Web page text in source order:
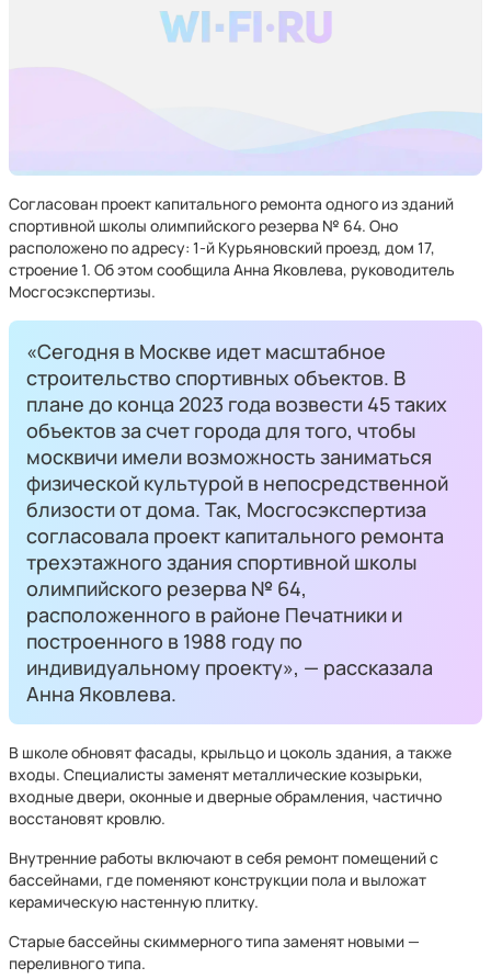
Согласован проект капитального ремонта одного из зданий
спортивной школы олимпийского резерва № 64. Оно
расположено по адресу: 1-й Курьяновский проезд, дом 17,
строение 1. Об этом сообщила Анна Яковлева, руководитель
Мосгосэкспертизы.
«Сегодня в Москве идет масштабное
строительство спортивных объектов. В
плане до конца 2023 года возвести 45 таких
объектов за счет города для того, чтобы
москвичи имели возможность заниматься
физической культурой в непосредственной
близости от дома. Так, Мосгосэкспертиза
согласовала проект капитального ремонта
трехэтажного здания спортивной школы
олимпийского резерва № 64,
расположенного в районе Печатники и
построенного в 1988 году по
индивидуальному проекту», — рассказала
Анна Яковлева.
В школе обновят фасады, крыльцо и цоколь здания, а также
входы. Специалисты заменят металлические козырьки,
входные двери, оконные и дверные обрамления, частично
восстановят кровлю.
Внутренние работы включают в себя ремонт помещений с
бассейнами, где поменяют конструкции пола и выложат
керамическую настенную плитку.
Старые бассейны скиммерного типа заменят новыми —
переливного типа.